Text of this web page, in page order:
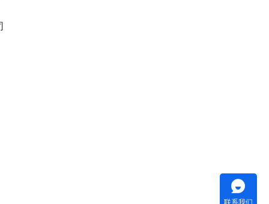
联系我们